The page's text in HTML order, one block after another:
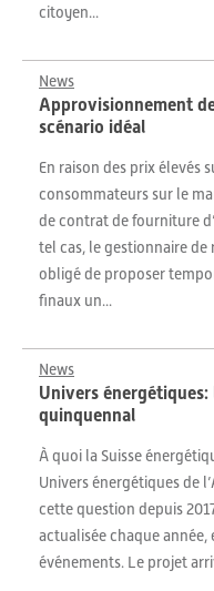
citoyen...
News
Approvisionnement
scénario idéal
En raison des prix élevés
consommateurs sur le
de contrat de fourniture
tel cas, le gestionnaire
obligé de proposer
finaux un...
News
Univers
quinquennal
À quoi la Suisse
Univers énergétiques de
cette question depuis
actualisée chaque
événements. Le projet